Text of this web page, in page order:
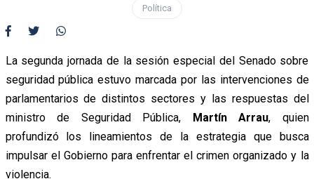
Política
La segunda jornada de la sesión especial del Senado sobre
seguridad pública estuvo marcada por las intervenciones de
parlamentarios de distintos sectores y las respuestas del
ministro de Seguridad Pública, Martín Arrau, quien
profundizó los lineamientos de la estrategia que busca
impulsar el Gobierno para enfrentar el crimen organizado y la
violencia.